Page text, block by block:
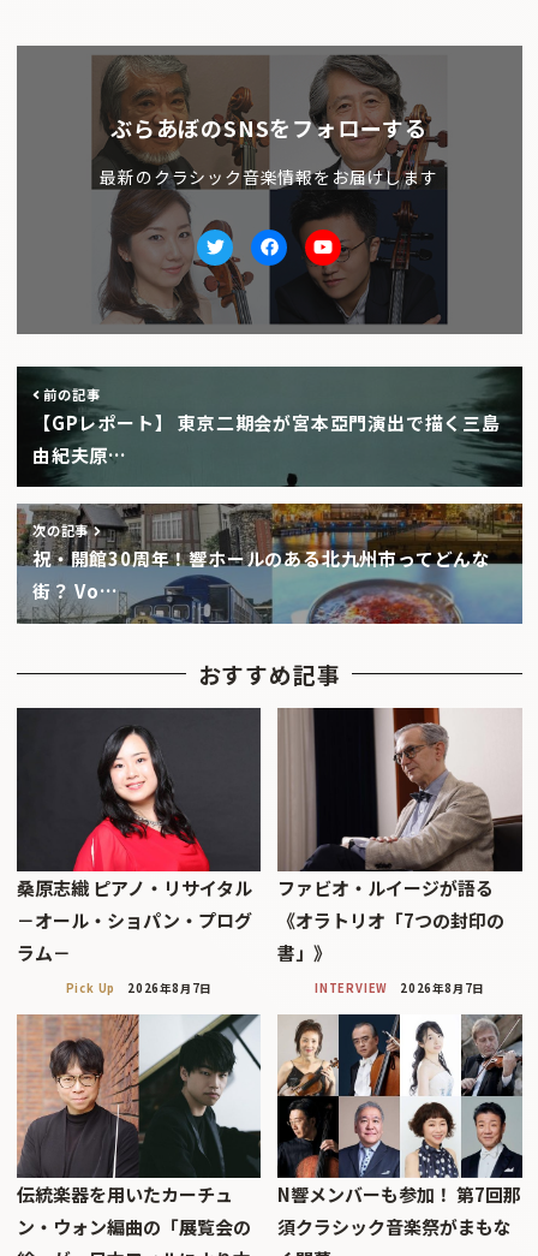
ぶらあぼのSNSをフォローする
最新のクラシック音楽情報をお届けします
TwitterfacebookYoutube
前の記事
【GPレポート】 東京二期会が宮本亞門演出で描く三島
由紀夫原…
次の記事
祝・開館30周年！響ホールのある北九州市ってどんな
街？ Vo…
おすすめ記事
桑原志織 ピアノ・リサイタル
－オール・ショパン・プログ
ラム－
Pick Up 2026年8月7日
ファビオ・ルイージが語る
《オラトリオ「7つの封印の
書」》
INTERVIEW 2026年8月7日
伝統楽器を用いたカーチュ
ン・ウォン編曲の「展覧会の
N響メンバーも参加！ 第7回那
須クラシック音楽祭がまもな